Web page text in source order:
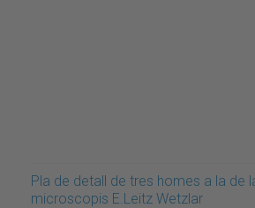
Pla de detall de tres homes a la de
microscopis E.Leitz Wetzlar